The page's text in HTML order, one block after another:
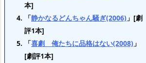
本]
「静かなるどんちゃん騒ぎ(2006) 」[劇
評1本]
「喜劇 俺たちに品格はない(2008) 」
[劇評1本]